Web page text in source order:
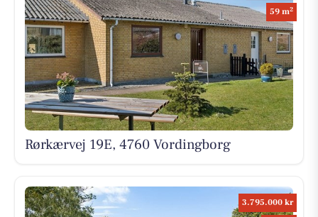
59 m2
Rørkærvej 19E, 4760 Vordingborg
3.795.000 kr